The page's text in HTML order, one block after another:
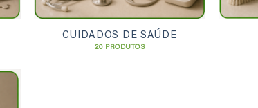
CUIDADOS DE SAÚDE
20 PRODUTOS